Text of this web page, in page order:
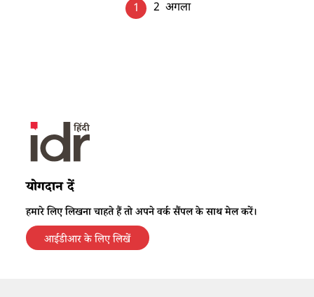
1 2 अगला
योगदान दें
हमारे लिए लिखना चाहते हैं तो अपने वर्क सैंपल के साथ मेल करें।
आईडीआर के लिए लिखें